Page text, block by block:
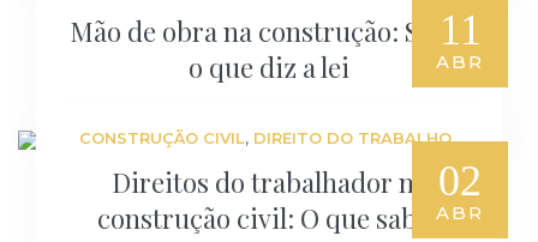
11
ABR
Mão de obra na construção: Saiba
o que diz a lei
02
ABR
CONSTRUÇÃO CIVIL, DIREITO DO TRABALHO
Direitos do trabalhador na
construção civil: O que saber